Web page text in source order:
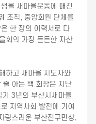
을 새마을운동에 매진
조직, 중앙회원 단체를
한 장의 이력서로 다
회의 가장 든든한 자산
하고 새마을 지도자와
줄 아는 백 회장은 지난
3년의 부산시새마을
지역사회 발전에 기여
랑스러운 부산진구민상,